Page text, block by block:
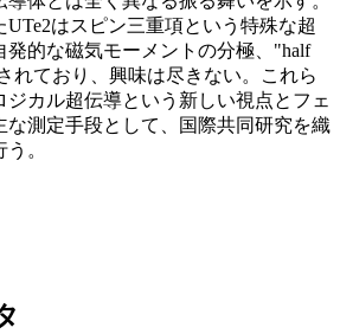
はスピン三重項という特殊な超
発的な磁気モーメントの分極、"half
れており、興味は尽きない。これら
カル超伝導という新しい視点とフェ
な測定手段として、国際共同研究を織
。